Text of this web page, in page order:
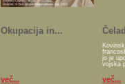
Okupacija in...
več...
jo je
vojska
več...